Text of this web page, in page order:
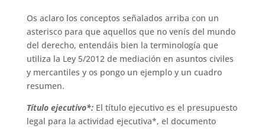
Os aclaro los conceptos señalados arriba con un
asterisco para que aquellos que no venís del mundo
del derecho, entendáis bien la terminología que
utiliza la Ley 5/2012 de mediación en asuntos civiles
y mercantiles y os pongo un ejemplo y un cuadro
resumen.
Título ejecutivo*:El título ejecutivo es el presupuesto
legal para la actividad ejecutiva*, el documento